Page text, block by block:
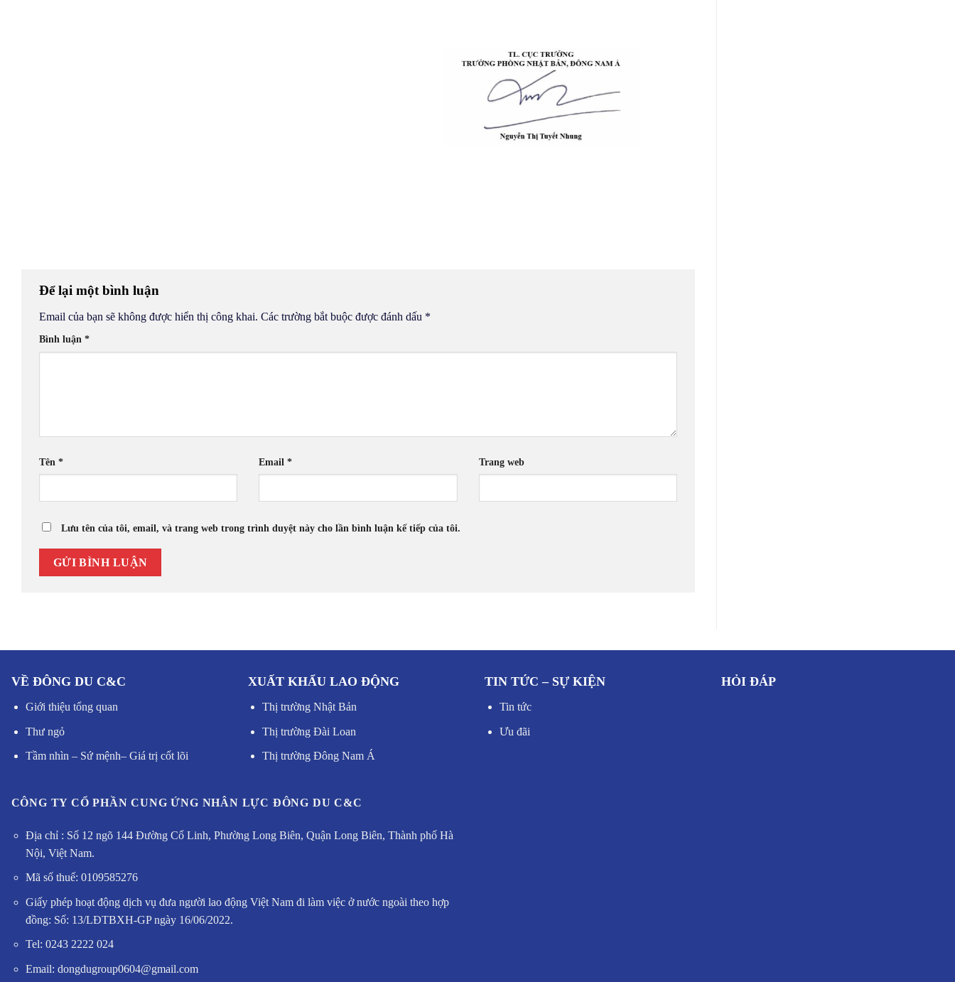
Để lại một bình luận
Email của bạn sẽ không được hiển thị công khai. Các trường bắt buộc được đánh dấu *
Bình luận *
Tên * Email* Trang web
Lưu tên của tôi, email, và trang web trong trình duyệt này cho lần bình luận kế tiếp của tôi.
VỀ ĐÔNG DU C&C
Giới thiệu tổng quan
Thư ngỏ
Tầm nhìn – Sứ mệnh– Giá trị cốt lõi
XUẤT KHẨU LAO ĐỘNG
Thị trường Nhật Bản
Thị trường Đài Loan
Thị trường Đông Nam Á
TIN TỨC – SỰ KIỆN
Tin tức
Ưu đãi
HỎI ĐÁP
CÔNG TY CỔ PHẦN CUNG ỨNG NHÂN LỰC ĐÔNG DU C&C
Địa chỉ : Số 12 ngõ 144 Đường Cổ Linh, Phường Long Biên, Quận Long Biên, Thành phố Hà
Nội, Việt Nam.
Mã số thuế: 0109585276
Giấy phép hoạt động dịch vụ đưa người lao động Việt Nam đi làm việc ở nước ngoài theo hợp
đồng: Số: 13/LĐTBXH-GP ngày 16/06/2022.
Tel: 0243 2222 024
Email: dongdugroup0604@gmail.com